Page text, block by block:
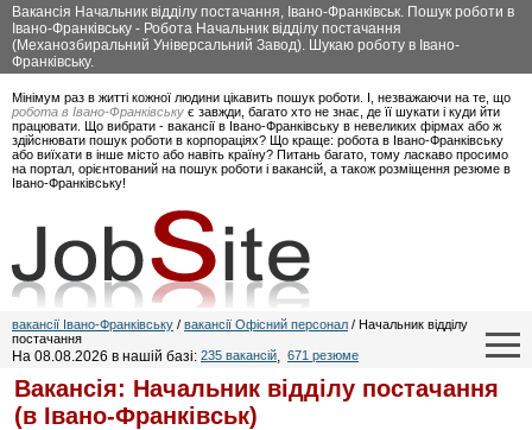
Вакансія Начальник відділу постачання, Івано-Франківськ. Пошук роботи в
Івано-Франківську - Робота Начальник відділу постачання
(Механозбиральний Універсальний Завод). Шукаю роботу в Івано-
Франківську.
Мінімум раз в житті кожної людини цікавить пошук роботи. І, незважаючи на те, що
робота в Івано-Франківську є завжди, багато хто не знає, де її шукати і куди йти
працювати. Що вибрати - вакансії в Івано-Франківську в невеликих фірмах або ж
здійснювати пошук роботи в корпораціях? Що краще: робота в Івано-Франківську
або виїхати в інше місто або навіть країну? Питань багато, тому ласкаво просимо
на портал, орієнтований на пошук роботи і вакансій, а також розміщення резюме в
Івано-Франківську!
вакансії Івано-Франківську / вакансії Офісний персонал / Начальник відділу
постачання
На 08.08.2026 в нашій базі: 235 вакансій, 671 резюме
Вакансія: Начальник відділу постачання
(в Івано-Франківськ)